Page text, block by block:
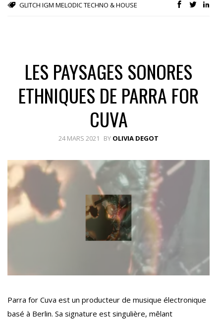
GLITCH IGM MELODIC TECHNO & HOUSE
LES PAYSAGES SONORES
ETHNIQUES DE PARRA FOR
CUVA
24 MARS 2021 BY OLIVIA DEGOT
Parra for Cuva est un producteur de musique électronique
basé à Berlin. Sa signature est singulière, mêlant